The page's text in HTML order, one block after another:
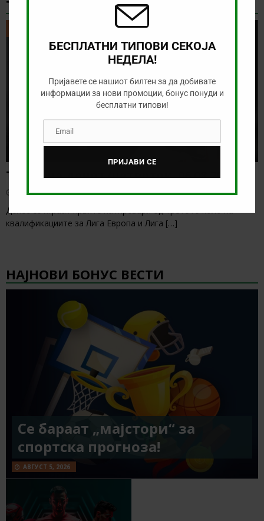
ТИКЕТ НА ДЕНОТ
Тикет на денот (четврток, 06.08.2026)
август 6, 2026
Денес се играат првите натпревари од третото коло на
квалификациите за Лига Европа и Лига […]
НАЈНОВИ БОНУС ВЕСТИ
Се бараат „мајстори“ за
спортска прогноза!
АВГУСТ 5, 2026
БЕСПЛАТНИ ТИПОВИ СЕКОЈА
НЕДЕЛА!
Пријавете се нашиот билтен за да добивате
информации за нови промоции, бонус понуди и
бесплатни типови!
EmailEmail
ПРИЈАВИ СЕ